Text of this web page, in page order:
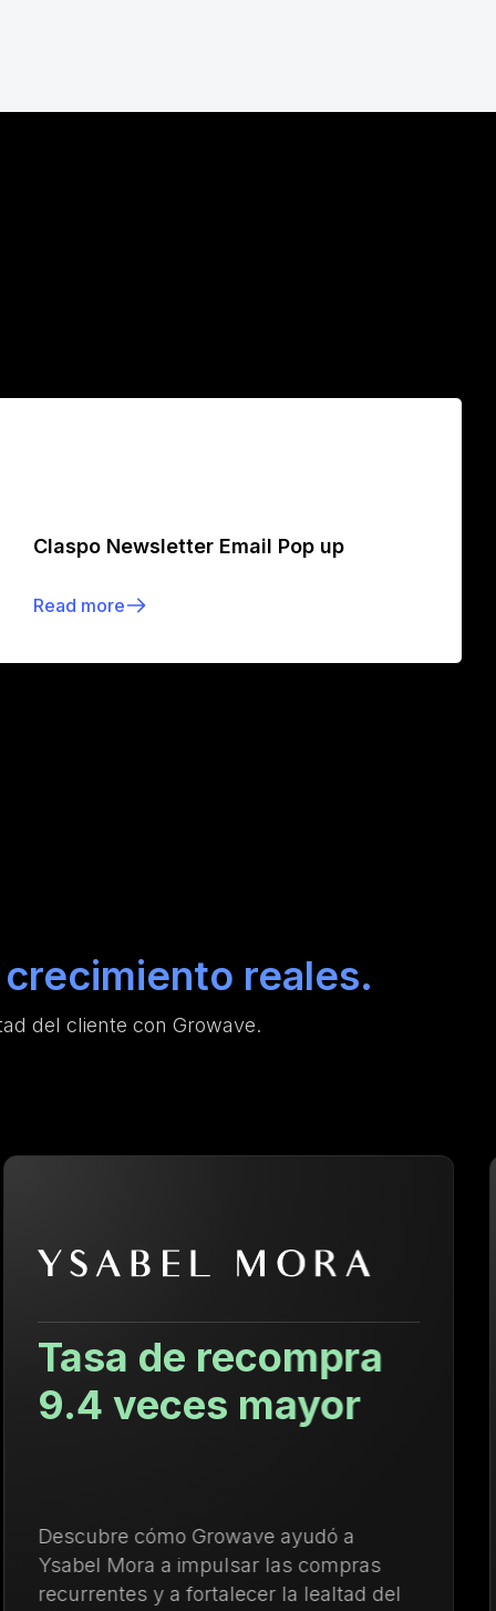
Claspo Newsletter Email Pop up
Read more
reales.
del cliente con Growave.
29.84% Aumento
en el AOV
Descubre cómo Kayser Lingerie
aumentó el AOV y fortaleció las compras
repetidas con una estrategia integrada